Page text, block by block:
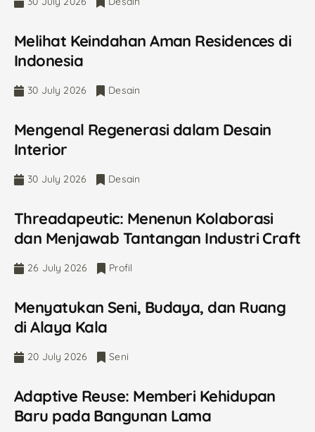
Melihat Keindahan Aman Residences di
Indonesia
30 July 2026 Desain
Mengenal Regenerasi dalam Desain
Interior
30 July 2026 Desain
Threadapeutic: Menenun Kolaborasi
dan Menjawab Tantangan Industri Craft
26 July 2026 Profil
Menyatukan Seni, Budaya, dan Ruang
di Alaya Kala
20 July 2026 Seni
Adaptive Reuse: Memberi Kehidupan
Baru pada Bangunan Lama